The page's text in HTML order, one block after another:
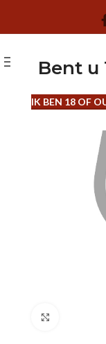
Bent u
IK BEN 18 OF
MENU
0.7 L